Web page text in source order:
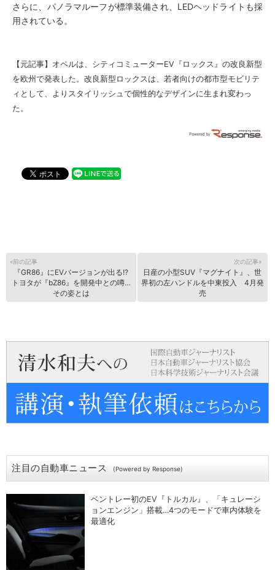
さらに、パノラマルーフが標準装備され、LEDヘッドライトも採
用されている。
【元記事】 オペルは、シティコミューターEV『ロックス』の改良新型
を欧州で発表した。改良新型ロックスは、若者向けの都市型モビリテ
ィとして、よりスタイリッシュで個性的なデザインに生まれ変わっ
た。
«前の記事
『GR86』にEVバージョンが出る!?
トヨタが『bZ86』を開発中との噂…
その姿とは
次の記事»
日産の小型SUV『マグナイト』、世
界初の左ハンドルを中東投入 4月発
売
注目の自動車ニュース (Powered by Response)
ベントレー初のEV『トルカル』、「キュレーシ
ョンエンジン」搭載…4つのモードで車内体験を
最適化